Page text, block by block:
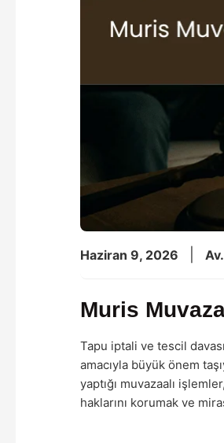
Haziran 9, 2026
Muris
Tapu iptali ve tescil
amacıyla büyük önem
yaptığı muvazaalı
haklarını korumak ve